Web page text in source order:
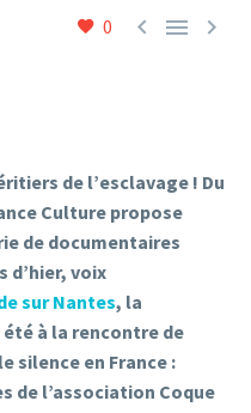
0   
de l’esclavage ! Du
Culture propose
de documentaires
d’hier, voix
sur Nantes, la
à la rencontre de
silence en France :
de l’association Coque